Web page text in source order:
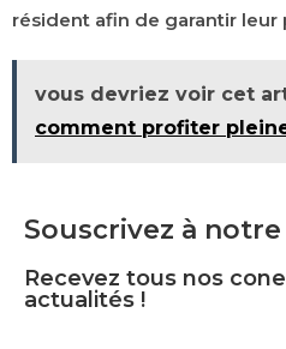
résident afin de garantir leur
vous devriez voir cet
comment profiter
Souscrivez à
Recevez tous nos
actualités !